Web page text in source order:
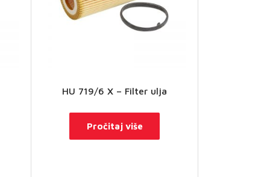
HU 719/6 X – Filter ulja
Pročitaj više